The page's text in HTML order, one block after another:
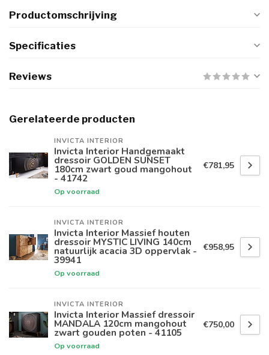
Productomschrijving
Specificaties
Reviews
Gerelateerde producten
INVICTA INTERIOR
Invicta Interior Handgemaakt
dressoir GOLDEN SUNSET
180cm zwart goud mangohout
- 41742
Op voorraad
€781,95
INVICTA INTERIOR
Invicta Interior Massief houten
dressoir MYSTIC LIVING 140cm
natuurlijk acacia 3D oppervlak -
39941
Op voorraad
€958,95
INVICTA INTERIOR
Invicta Interior Massief dressoir
MANDALA 120cm mangohout
zwart gouden poten - 41105
Op voorraad
€750,00